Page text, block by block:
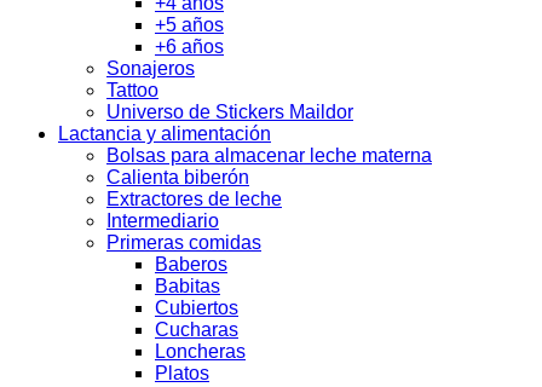
+5 años
+6 años
Sonajeros
Tattoo
Universo de Stickers Maildor
Lactancia y alimentación
Bolsas para almacenar leche materna
Calienta biberón
Extractores de leche
Intermediario
Primeras comidas
Baberos
Babitas
Cubiertos
Cucharas
Loncheras
Platos